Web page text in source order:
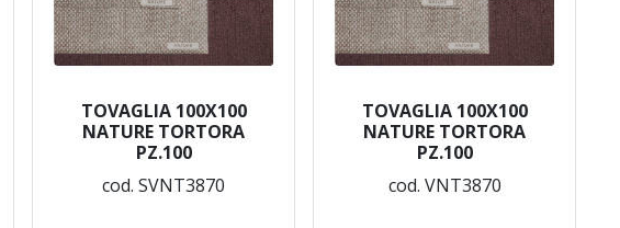
TOVAGLIA 100X100
NATURE TORTORA
PZ.100
cod. SVNT3870
TOVAGLIA 100X100
NATURE TORTORA
PZ.100
cod. VNT3870